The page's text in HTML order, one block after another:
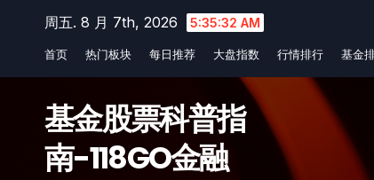
content
周五. 8 月 7th, 2026 5:35:33 AM
首页 热门板块 每日推荐 大盘指数 行情排行 基金
基金股票科普指
南-118GO金融